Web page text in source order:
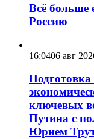
Всё больше
Россию
16:0406 авг
ключевых
Путина с
Юрием